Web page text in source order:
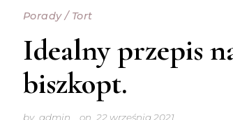
Porady/ Tort
Idealny przepis
biszkopt.
by admin on 22 września 2021